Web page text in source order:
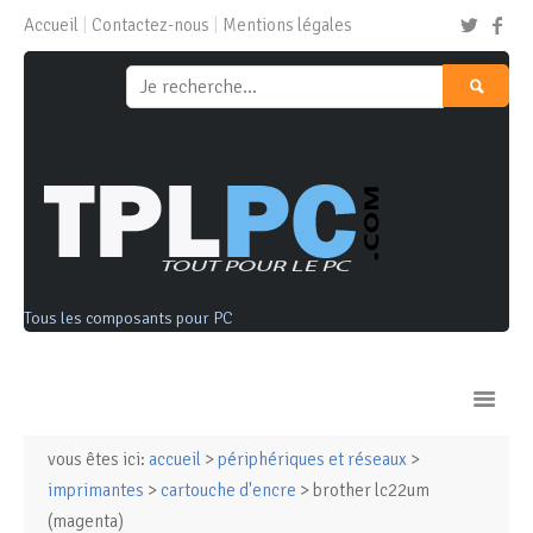
Accueil Contactez-nous Mentions légales
Tous les composants pour PC
Ordinateurs & Tablettes
vous êtes ici: accueil > périphériques et réseaux >
imprimantes > cartouche d'encre > brother lc22um
(magenta)